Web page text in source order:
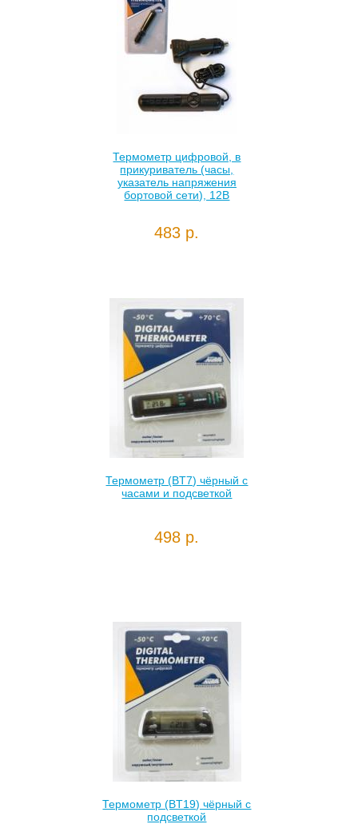
Термометр цифровой, в
прикуриватель (часы,
указатель напряжения
бортовой сети), 12В
483 р.
Термометр (BT7) чёрный с
часами и подсветкой
498 р.
Термометр (BT19) чёрный с
подсветкой